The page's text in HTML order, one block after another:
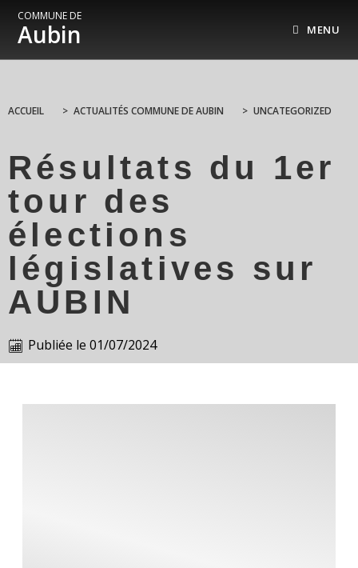
COMMUNE DE
Aubin MENU
ACCUEIL > ACTUALITÉS COMMUNE DE AUBIN > UNCATEGORIZED
Résultats du 1er
tour des
élections
législatives sur
AUBIN
Publiée le 01/07/2024